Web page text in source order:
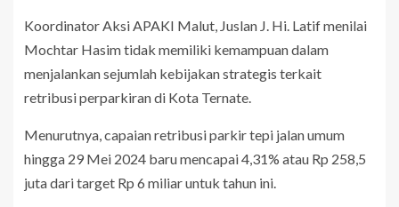
Koordinator Aksi APAKI Malut, Juslan J. Hi. Latif menilai
Mochtar Hasim tidak memiliki kemampuan dalam
menjalankan sejumlah kebijakan strategis terkait
retribusi perparkiran di Kota Ternate.
Menurutnya, capaian retribusi parkir tepi jalan umum
hingga 29 Mei 2024 baru mencapai 4,31% atau Rp 258,5
juta dari target Rp 6 miliar untuk tahun ini.